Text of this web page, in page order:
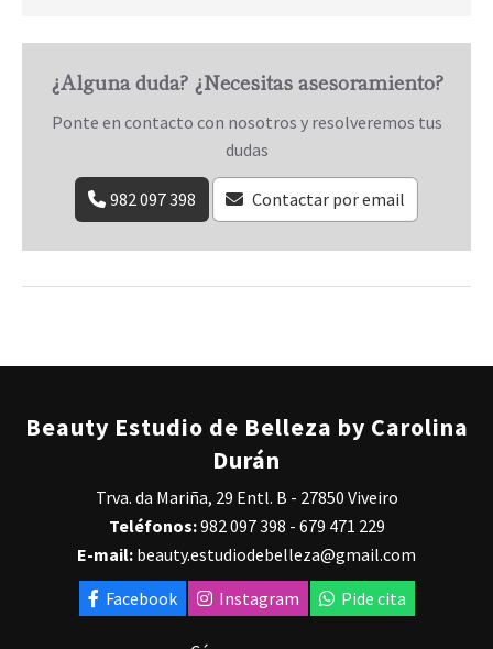
¿Alguna duda? ¿Necesitas asesoramiento?
Ponte en contacto con nosotros y resolveremos tus
dudas
982 097 398 Contactar por email
Beauty Estudio de Belleza by Carolina
Durán
Trva. da Mariña, 29 Entl. B - 27850 Viveiro
Teléfonos:982 097 398 - 679 471 229
E-mail: beauty.estudiodebelleza@gmail.com
Facebook
Instagram Pide cita